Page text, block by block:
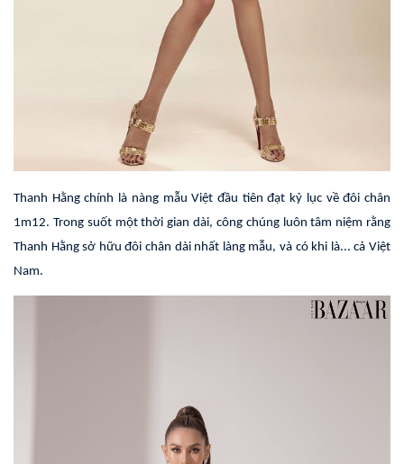
Thanh Hằng chính là nàng mẫu Việt đầu tiên đạt kỷ lục về đôi chân
1m12. Trong suốt một thời gian dài, công chúng luôn tâm niệm rằng
Thanh Hằng sở hữu đôi chân dài nhất làng mẫu, và có khi là... cả Việt
Nam.